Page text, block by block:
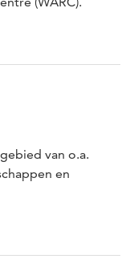
van o.a.
en